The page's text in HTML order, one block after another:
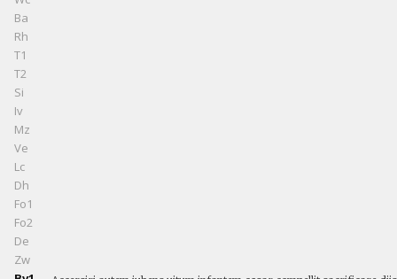
Ba
Rh
T1
T2
Si
Iv
Mz
Ve
Lc
Dh
Fo1
Fo2
De
Zw